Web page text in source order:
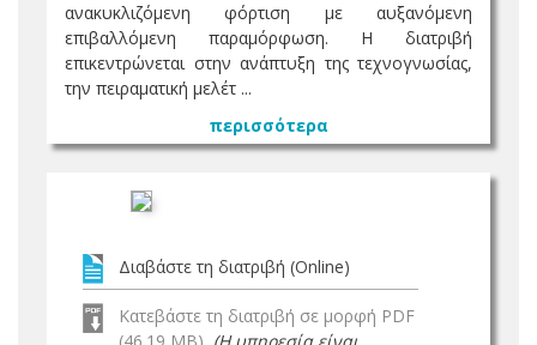
ανακυκλιζόμενη φόρτιση με αυξανόμενη
επιβαλλόμενη παραμόρφωση. Η διατριβή
επικεντρώνεται στην ανάπτυξη της τεχνογνωσίας,
την πειραματική μελέτ ...
περισσότερα
Διαβάστε τη διατριβή (Online)
Κατεβάστε τη διατριβή σε μορφή PDF